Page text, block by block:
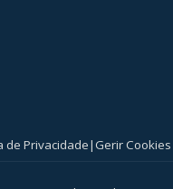
de Privacidade|Gerir Cookies